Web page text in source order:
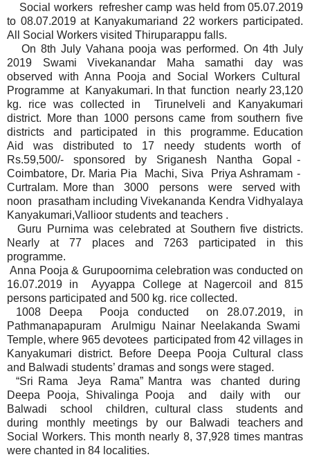
Social workers refresher camp was held from 05.07.2019
to 08.07.2019 at Kanyakumariand 22 workers participated.
All Social Workers visited Thiruparappu falls.
On 8th July Vahana pooja was performed. On 4th July
2019 Swami Vivekanandar Maha samathi day was
observed with Anna Pooja and Social Workers Cultural
Programme at Kanyakumari. In that function nearly 23,120
kg. rice was collected in Tirunelveli and Kanyakumari
district. More than 1000 persons came from southern five
districts and participated in this programme. Education
Aid was distributed to 17 needy students worth of
Rs.59,500/- sponsored by Sriganesh Nantha Gopal -
Coimbatore, Dr. Maria Pia Machi, Siva Priya Ashramam -
Curtralam. More than 3000 persons were served with
noon prasatham including Vivekananda Kendra Vidhyalaya
Kanyakumari,Vallioor students and teachers .
Guru Purnima was celebrated at Southern five districts.
Nearly at 77 places and 7263 participated in this
programme.
Anna Pooja & Gurupoornima celebration was conducted on
16.07.2019 in Ayyappa College at Nagercoil and 815
persons participated and 500 kg. rice collected.
1008 Deepa Pooja conducted on 28.07.2019, in
Pathmanapapuram Arulmigu Nainar Neelakanda Swami
Temple, where 965 devotees participated from 42 villages in
Kanyakumari district. Before Deepa Pooja Cultural class
and Balwadi students’ dramas and songs were staged.
“Sri Rama Jeya Rama” Mantra was chanted during
Deepa Pooja, Shivalinga Pooja and daily with our
Balwadi school children, cultural class students and
during monthly meetings by our Balwadi teachers and
Social Workers. This month nearly 8, 37,928 times mantras
were chanted in 84 localities.